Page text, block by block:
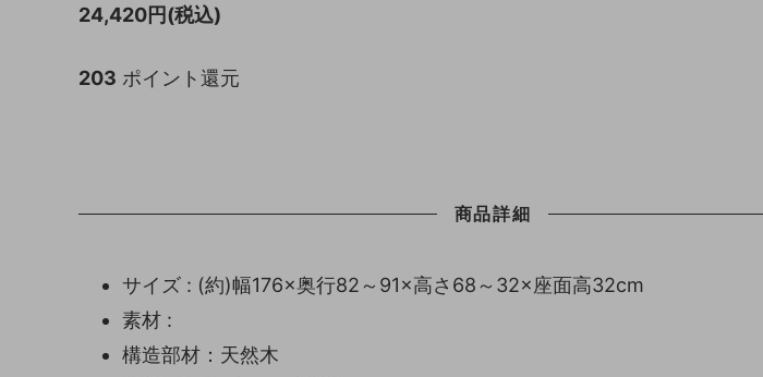
24,420円(税込)
203 ポイント還元
商品詳細
サイズ : (約)幅176×奥行82～91×高さ68～32×座面高32cm
素材 :
構造部材：天然木